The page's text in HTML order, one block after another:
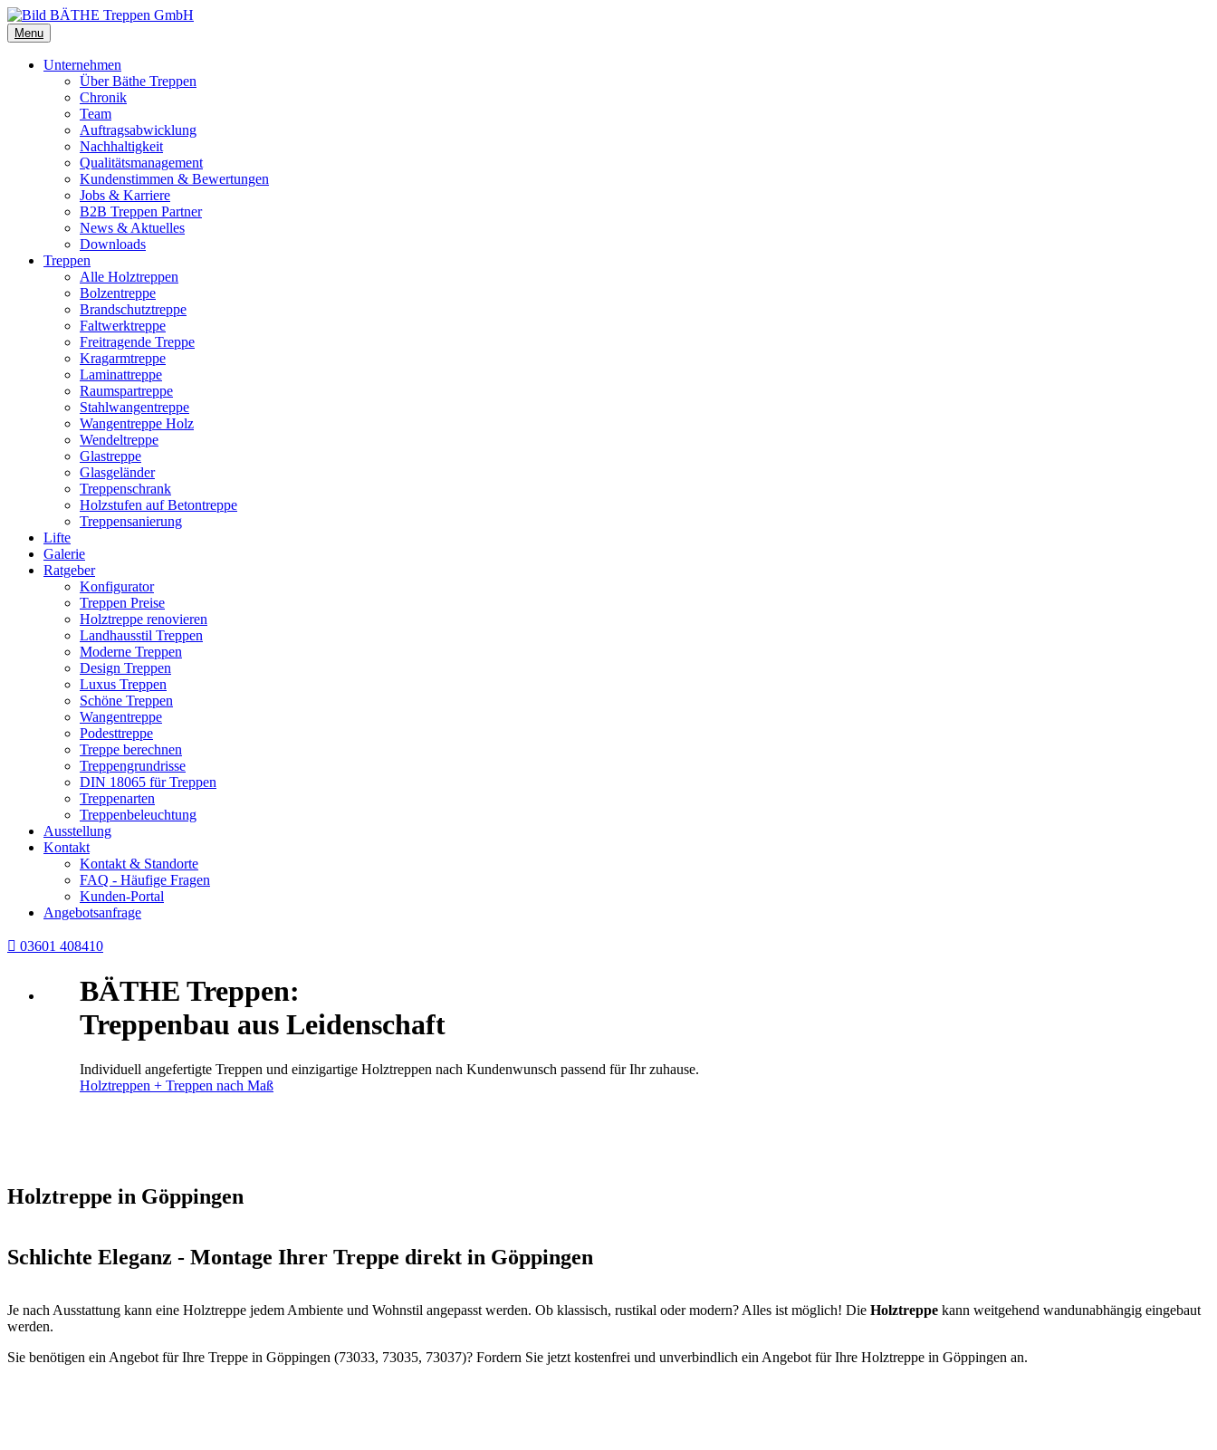
Menu
Unternehmen
Über Bäthe Treppen
Chronik
Team
Auftragsabwicklung
Nachhaltigkeit
Qualitätsmanagement
Kundenstimmen & Bewertungen
Jobs & Karriere
B2B Treppen Partner
News & Aktuelles
Downloads
Treppen
Alle Holztreppen
Bolzentreppe
Brandschutztreppe
Faltwerktreppe
Freitragende Treppe
Kragarmtreppe
Laminattreppe
Raumspartreppe
Stahlwangentreppe
Wangentreppe Holz
Wendeltreppe
Glastreppe
Glasgeländer
Treppenschrank
Holzstufen auf Betontreppe
Treppensanierung
Lifte
Galerie
Ratgeber
Konfigurator
Treppen Preise
Holztreppe renovieren
Landhausstil Treppen
Moderne Treppen
Design Treppen
Luxus Treppen
Schöne Treppen
Wangentreppe
Podesttreppe
Treppe berechnen
Treppengrundrisse
DIN 18065 für Treppen
Treppenarten
Treppenbeleuchtung
Ausstellung
Kontakt
Kontakt & Standorte
FAQ - Häufige Fragen
Kunden-Portal
Angebotsanfrage
 03601 408410
BÄTHE Treppen:
Treppenbau aus Leidenschaft
Individuell angefertigte Treppen und einzigartige Holztreppen nach Kundenwunsch passend für Ihr zuhause.
Holztreppen + Treppen nach Maß
Holztreppe in Göppingen
Schlichte Eleganz - Montage Ihrer Treppe direkt in Göppingen
Je nach Ausstattung kann eine Holztreppe jedem Ambiente und Wohnstil angepasst werden. Ob klassisch, rustikal oder modern? Alles ist möglich! Die Holztreppe kann weitgehend wandunabhängig eingebaut
werden.
Sie benötigen ein Angebot für Ihre Treppe in Göppingen (73033, 73035, 73037)? Fordern Sie jetzt kostenfrei und unverbindlich ein Angebot für Ihre Holztreppe in Göppingen an.